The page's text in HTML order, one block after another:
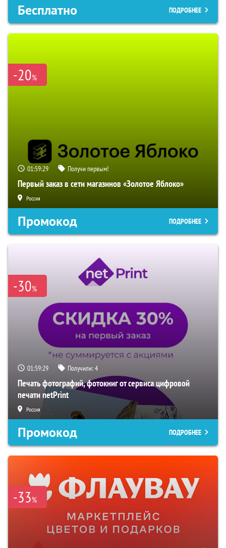
Бесплатно ПОДРОБНЕЕ
-20%
01:59:28 Получи первым!
Первый заказ в сети магазинов «Золотое Яблоко»
Россия
Промокод ПОДРОБНЕЕ
-30%
01:59:28 Получили:4
Печать фотографий, фотокниг от сервиса цифровой
печати netPrint
Россия
Промокод ПОДРОБНЕЕ
-33%